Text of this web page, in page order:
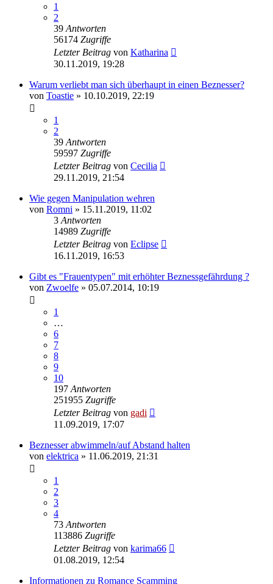
1
2
39 Antworten
56174 Zugriffe
Letzter Beitrag von Katharina
30.11.2019, 19:28
Warum verliebt man sich überhaupt in einen Beznesser?
von Toastie » 10.10.2019, 22:19
1
2
39 Antworten
59597 Zugriffe
Letzter Beitrag von Cecilia
29.11.2019, 21:54
Wie gegen Manipulation wehren
von Romni » 15.11.2019, 11:02
3 Antworten
14989 Zugriffe
Letzter Beitrag von Eclipse
16.11.2019, 16:53
Gibt es "Frauentypen" mit erhöhter Beznessgefährdung ?
von Zwoelfe » 05.07.2014, 10:19
1
…
6
7
8
9
10
197 Antworten
251955 Zugriffe
Letzter Beitrag von gadi
11.09.2019, 17:07
Beznesser abwimmeln/auf Abstand halten
von elektrica » 11.06.2019, 21:31
1
2
3
4
73 Antworten
113886 Zugriffe
Letzter Beitrag von karima66
01.08.2019, 12:54
Informationen zu Romance Scamming